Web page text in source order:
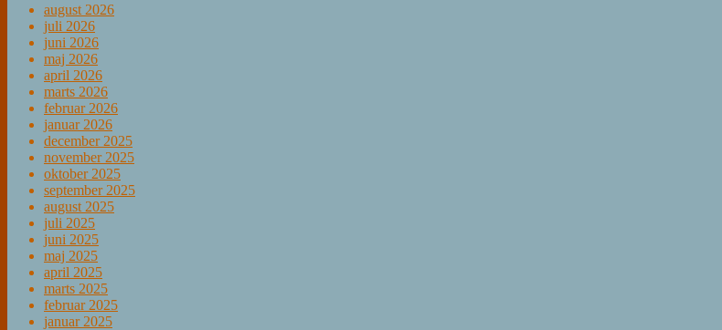
august 2026
juli 2026
juni 2026
maj 2026
april 2026
marts 2026
februar 2026
januar 2026
december 2025
november 2025
oktober 2025
september 2025
august 2025
juli 2025
juni 2025
maj 2025
april 2025
marts 2025
februar 2025
januar 2025